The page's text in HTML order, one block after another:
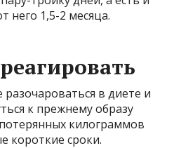
него 1,5-2 месяца.
в диете и
к прежнему образу
килограммов
короткие сроки.